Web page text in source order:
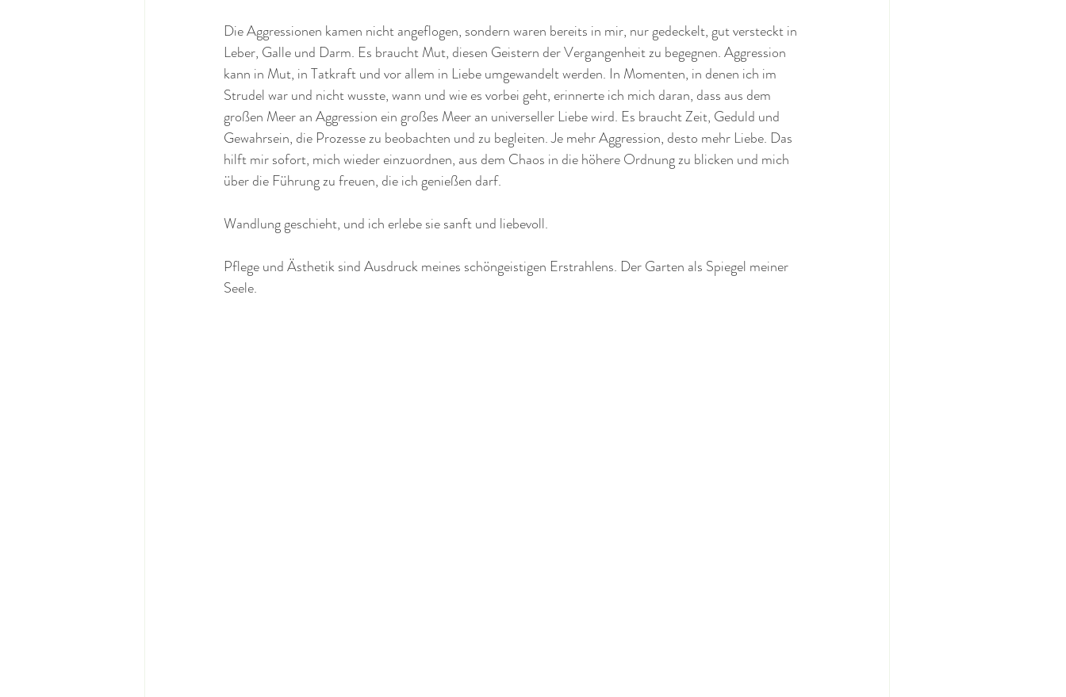
Die Aggressionen kamen nicht angeflogen, sondern waren bereits in mir, nur gedeckelt, gut versteckt in
Leber, Galle und Darm. Es braucht Mut, diesen Geistern der Vergangenheit zu begegnen. Aggression
kann in Mut, in Tatkraft und vor allem in Liebe umgewandelt werden. In Momenten, in denen ich im
Strudel war und nicht wusste, wann und wie es vorbei geht, erinnerte ich mich daran, dass aus dem
großen Meer an Aggression ein großes Meer an universeller Liebe wird. Es braucht Zeit, Geduld und
Gewahrsein, die Prozesse zu beobachten und zu begleiten. Je mehr Aggression, desto mehr Liebe. Das
hilft mir sofort, mich wieder einzuordnen, aus dem Chaos in die höhere Ordnung zu blicken und mich
über die Führung zu freuen, die ich genießen darf.
Wandlung geschieht, und ich erlebe sie sanft und liebevoll.
Pflege und Ästhetik sind Ausdruck meines schöngeistigen Erstrahlens. Der Garten als Spiegel meiner
Seele.